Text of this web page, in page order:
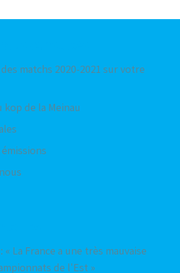
matchs 2020-2021 sur votre
kop de la Meinau
« La France a une très mauvaise
de l'Est »